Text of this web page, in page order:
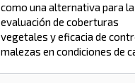
como una alternativa para la
evaluación de coberturas
vegetales y eficacia de
malezas en condiciones de